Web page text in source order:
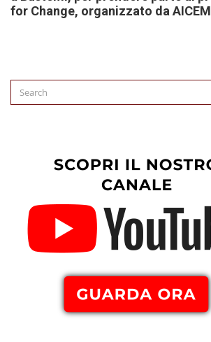
for Change, organizzato da AICEM
Search
for: